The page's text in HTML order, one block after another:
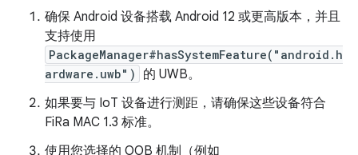
确保 Android 设备搭载 Android 12 或更高版本，并且
支持使用
PackageManager#hasSystemFeature("android.h
ardware.uwb")
的 UWB。
如果要与 IoT 设备进行测距，请确保这些设备符合
FiRa MAC 1.3 标准。
使用您选择的 OOB 机制（例如